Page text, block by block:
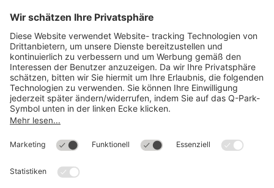
Download
Cookie Informationen
©